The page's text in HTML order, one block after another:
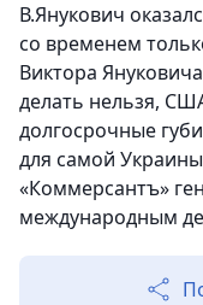
В.Янукович
со временем
Виктора
делать нельзя,
долгосрочные
для самой
«Коммерсантъ»
международным